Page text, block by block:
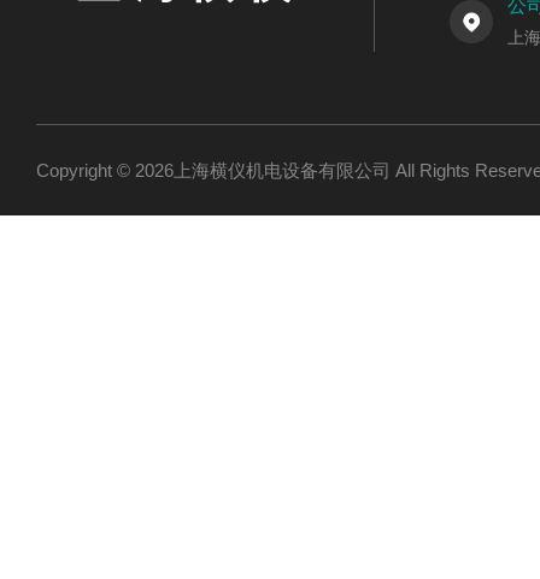
公
上
Copyright © 2026上海横仪机电设备有限公司 All Rights